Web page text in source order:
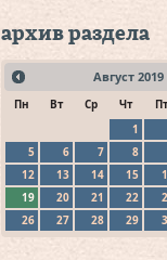
архив раздела
Август 2019
Пн Вт Ср Чт Пт
1
5
6 7 8
12
13 14 15
19
20 21 22
26
27 28 29